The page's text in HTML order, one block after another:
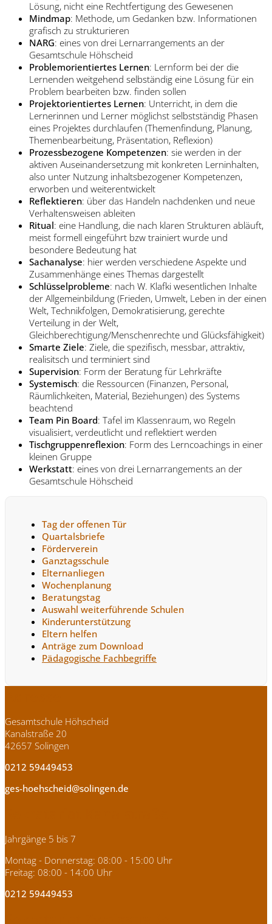
Lösung, nicht eine Rechtfertigung des Gewesenen
Mindmap: Methode, um Gedanken bzw. Informationen
grafisch zu strukturieren
NARG: eines von drei Lernarrangements an der
Gesamtschule Höhscheid
Problemorientiertes Lernen: Lernform bei der die
Lernenden weitgehend selbständig eine Lösung für ein
Problem bearbeiten bzw. finden sollen
Projektorientiertes Lernen: Unterricht, in dem die
Lernerinnen und Lerner möglichst selbstständig Phasen
eines Projektes durchlaufen (Themenfindung, Planung,
Themenbearbeitung, Präsentation, Reflexion)
Prozessbezogene Kompetenzen: sie werden in der
aktiven Auseinandersetzung mit konkreten Lerninhalten,
also unter Nutzung inhaltsbezogener Kompetenzen,
erworben und weiterentwickelt
Reflektieren: über das Handeln nachdenken und neue
Verhaltensweisen ableiten
Ritual: eine Handlung, die nach klaren Strukturen abläuft,
meist formell eingeführt bzw trainiert wurde und
besondere Bedeutung hat
Sachanalyse: hier werden verschiedene Aspekte und
Zusammenhänge eines Themas dargestellt
Schlüsselprobleme: nach W. Klafki wesentlichen Inhalte
der Allgemeinbildung (Frieden, Umwelt, Leben in der einen
Welt, Technikfolgen, Demokratisierung, gerechte
Verteilung in der Welt,
Gleichberechtigung/Menschenrechte und Glücksfähigkeit)
Smarte Ziele: Ziele, die spezifisch, messbar, attraktiv,
realisitsch und terminiert sind
Supervision: Form der Beratung für Lehrkräfte
Systemisch: die Ressourcen (Finanzen, Personal,
Räumlichkeiten, Material, Beziehungen) des Systems
beachtend
Team Pin Board: Tafel im Klassenraum, wo Regeln
visualisiert, verdeutlicht und reflektiert werden
Tischgruppenreflexion: Form des Lerncoachings in einer
kleinen Gruppe
Werkstatt: eines von drei Lernarrangements an der
Gesamtschule Höhscheid
Tag der offenen Tür
Quartalsbriefe
Förderverein
Ganztagsschule
Elternanliegen
Wochenplanung
Beratungstag
Auswahl weiterführende Schulen
Kinderunterstützung
Eltern helfen
Anträge zum Download
Pädagogische Fachbegriffe
Gesamtschule Höhscheid
Kanalstraße 20
42657 Solingen
0212 59449453
ges-hoehscheid@solingen.de
Jahrgänge 5 bis 7
Montag - Donnerstag: 08:00 - 15:00 Uhr
Freitag: 08:00 - 14:00 Uhr
0212 59449453